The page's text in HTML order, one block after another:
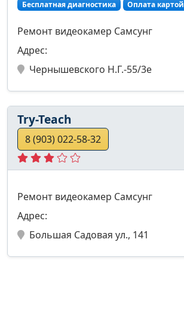
Бесплатная диагностика Оплата картой
Ремонт видеокамер Самсунг
Адрес:
Чернышевского Н.Г.-55/3е
Try-Teach
8 (903) 022-58-32
Ремонт видеокамер Самсунг
Адрес:
Большая Садовая ул., 141